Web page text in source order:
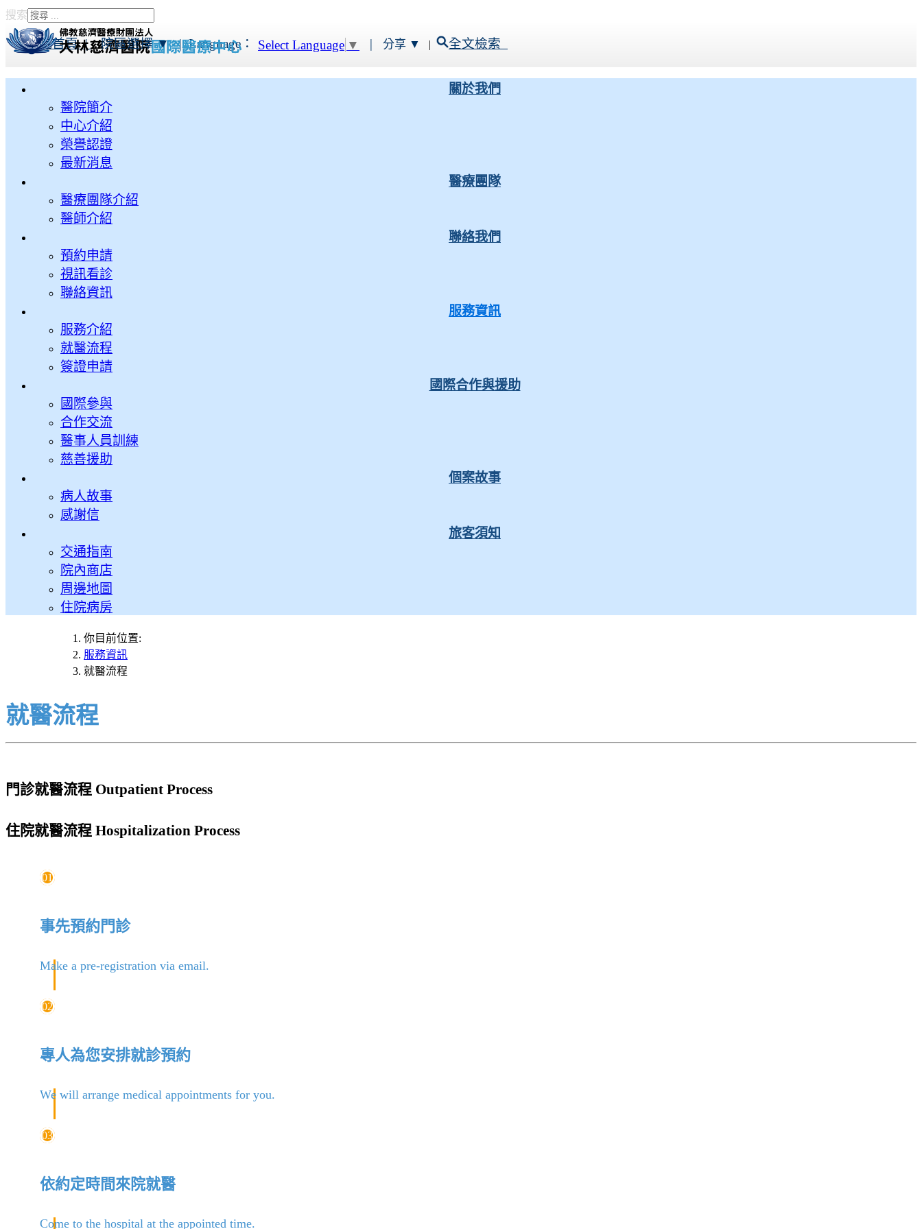
搜索
Type 2 or more characters
for results.
本院首頁 |院區選擇 ▼|Language： Select Language ▼ | 分享 ▼ | 全文檢索
關於我們
醫院簡介
中心介紹
榮譽認證
最新消息
醫療團隊
醫療團隊介紹
醫師介紹
聯絡我們
預約申請
視訊看診
聯絡資訊
服務資訊
服務介紹
就醫流程
簽證申請
國際合作與援助
國際參與
合作交流
醫事人員訓練
慈善援助
個案故事
病人故事
感謝信
旅客須知
交通指南
院內商店
周邊地圖
住院病房
你目前位置:
服務資訊
就醫流程
就醫流程
門診就醫流程 Outpatient Process
住院就醫流程 Hospitalization Process
01
事先預約門診
Make a pre-registration via email.
02
專人為您安排就診預約
We will arrange medical appointments for you.
03
依約定時間來院就醫
Come to the hospital at the appointed time.